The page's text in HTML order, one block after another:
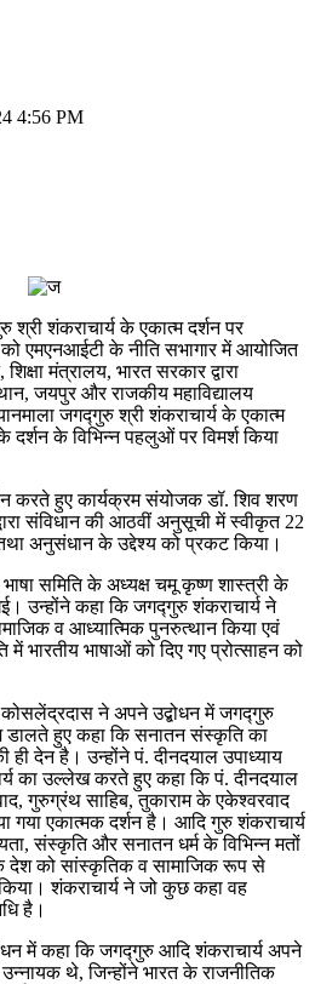
4:56 PM
शंकराचार्य के एकात्म दर्शन पर
को एमएनआईटी के नीति सभागार में आयोजित
मंत्रालय, भारत सरकार द्वारा
जयपुर और राजकीय महाविद्यालय
जगद्गुरु श्री शंकराचार्य के एकात्म
दर्शन के विभिन्न पहलुओं पर विमर्श किया
करते हुए कार्यक्रम संयोजक डॉ. शिव शरण
संविधान की आठवीं अनुसूची में स्वीकृत 22
अनुसंधान के उद्देश्य को प्रकट किया।
भाषा समिति के अध्यक्ष चमू कृष्ण शास्त्री के
उन्होंने कहा कि जगद्गुरु शंकराचार्य ने
व आध्यात्मिक पुनरुत्थान किया एवं
में भारतीय भाषाओं को दिए गए प्रोत्साहन को
कोसलेंद्रदास ने अपने उद्बोधन में जगद्गुरु
डालते हुए कहा कि सनातन संस्कृति का
ही देन है। उन्होंने पं. दीनदयाल उपाध्याय
का उल्लेख करते हुए कहा कि पं. दीनदयाल
गुरुग्रंथ साहिब, तुकाराम के एकेश्वरवाद
गया एकात्मक दर्शन है। आदि गुरु शंकराचार्य
संस्कृति और सनातन धर्म के विभिन्न मतों
देश को सांस्कृतिक व सामाजिक रूप से
शंकराचार्य ने जो कुछ कहा वह
है।
में कहा कि जगद्गुरु आदि शंकराचार्य अपने
थे, जिन्होंने भारत के राजनीतिक